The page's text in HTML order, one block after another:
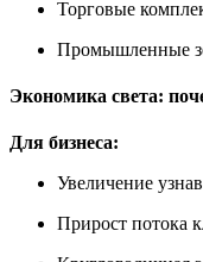
Торговые
Промышленные
Экономика света:
Для бизнеса:
Увеличение
Прирост потока